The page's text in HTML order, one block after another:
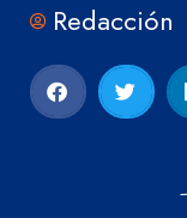
Redacción